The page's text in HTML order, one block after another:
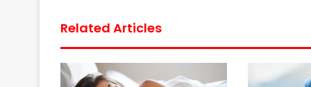
Related Articles